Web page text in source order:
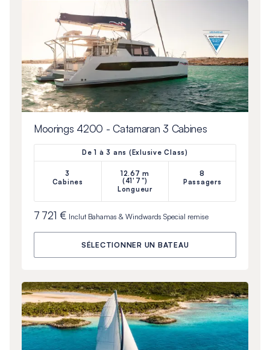
Moorings 4200 - Catamaran 3 Cabines
De 1 à 3 ans (Exlusive Class)
3
Cabines
12.67 m
(41'7")
Longueur
8
Passagers
7 721 € Inclut Bahamas & Windwards Special remise
SÉLECTIONNER UN BATEAU